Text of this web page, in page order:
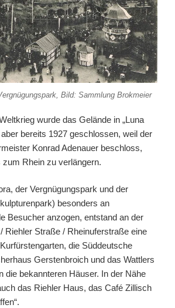
Bild: Sammlung Brokmeier
wurde das Gelände in „Luna
bereits 1927 geschlossen, weil der
Konrad Adenauer beschloss,
Rhein zu verlängern.
der Vergnügungspark und der
besonders an
Besucher anzogen, entstand an der
Riehler Straße / Rheinuferstraße eine
die Süddeutsche
Gerstenbroich und das Wattlers
die bekannteren Häuser. In der Nähe
das Riehler Haus, das Café Zillisch